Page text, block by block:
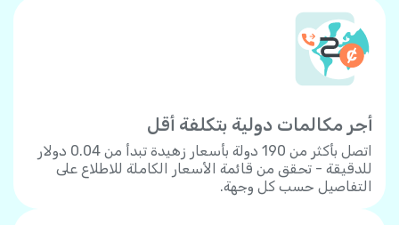
أجر مكالمات دولية بتكلفة أقل
اتصل بأكثر من 190 دولة بأسعار زهيدة تبدأ من 0.04 دولار
للدقيقة - تحقق من قائمة الأسعار الكاملة للاطلاع على
التفاصيل حسب كل وجهة.